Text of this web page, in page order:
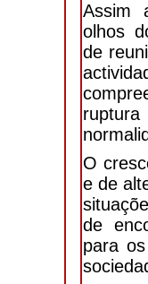
Assim
olhos
de
O
e de
de
para